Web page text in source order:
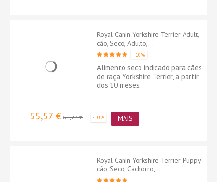
Royal Canin Yorkshire Terrier Adult,
cão, Seco, Adulto,...
-10%
Alimento seco indicado para cães
de raça Yorkshire Terrier, a partir
dos 10 meses.
55,57 € 61,74 € -10% MAIS
Royal Canin Yorkshire Terrier Puppy,
cão, Seco, Cachorro,...